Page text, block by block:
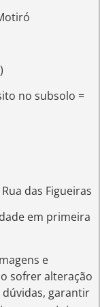
no subsolo =
das Figueiras
em primeira
e
sofrer alteração
garantir